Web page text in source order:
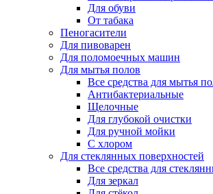
Для обуви
От табака
Пеногасители
Для пивоварен
Для поломоечных машин
Для мытья полов
Все средства для мытья
Антибактериальные
Щелочные
Для глубокой очистки
Для ручной мойки
С хлором
Для стеклянных поверхностей
Все средства для
Для зеркал